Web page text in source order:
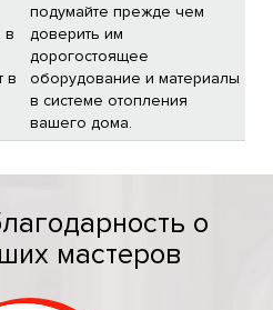
в
в
подумайте прежде чем
доверить им
дорогостоящее
оборудование и материалы
в системе отопления
вашего дома.
о
мастеров